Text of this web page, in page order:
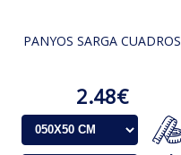
PANYOS SARGA CUADROS
2.48€